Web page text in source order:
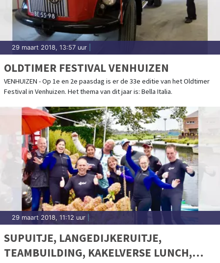
29 maart 2018, 13:57 uur
OLDTIMER FESTIVAL VENHUIZEN
VENHUIZEN - Op 1e en 2e paasdag is er de 33e editie van het Oldtimer
Festival in Venhuizen. Het thema van dit jaar is: Bella Italia.
29 maart 2018, 11:12 uur
SUPUITJE, LANGEDIJKERUITJE,
TEAMBUILDING, KAKELVERSE LUNCH,